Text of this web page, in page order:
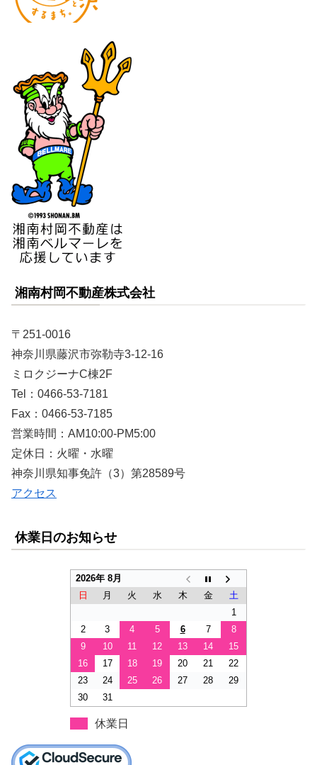
湘南村岡不動産株式会社
〒251-0016
神奈川県藤沢市弥勒寺3-12-16
ミロクジーナC棟2F
Tel：0466-53-7181
Fax：0466-53-7185
営業時間：AM10:00-PM5:00
定休日：火曜・水曜
神奈川県知事免許（3）第28589号
アクセス
休業日のお知らせ
2026年 8月
日
月 火 水 木 金
土
1
2
3 4 5 6 7
8
9
10 11 12 13 14
15
16
17 18 19 20 21
22
23
24 25 26 27 28
29
30
31
休業日